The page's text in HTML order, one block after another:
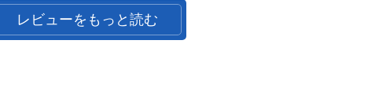
レビューをもっと読む